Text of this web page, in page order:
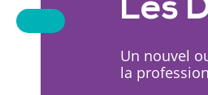
Les
Un nouvel
la